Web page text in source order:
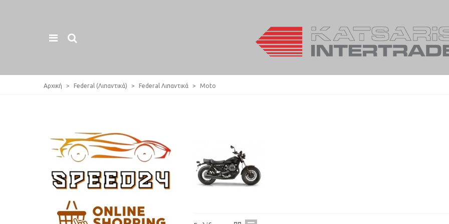
Αρχική > Federal (Λιπαντικά) > Federal Λιπαντικά > Moto